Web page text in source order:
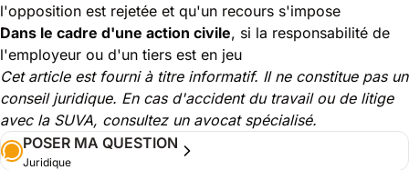
l'opposition est rejetée et qu'un recours s'impose
Dans le cadre d'une action civile, si la responsabilité de
l'employeur ou d'un tiers est en jeu
Cet article est fourni à titre informatif. Il ne constitue pas un
conseil juridique. En cas d'accident du travail ou de litige
avec la SUVA, consultez un avocat spécialisé.
POSER MA QUESTION
Juridique